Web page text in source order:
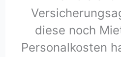
diese noch
Personalkosten